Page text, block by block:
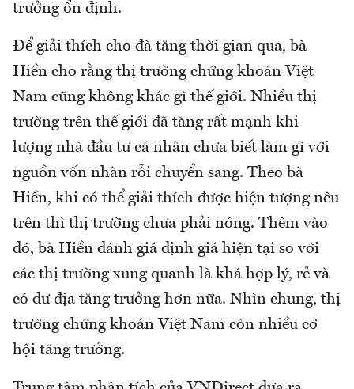
trưởng ổn định.
Để giải thích cho đà tăng thời gian qua, bà
Hiền cho rằng thị trường chứng khoán Việt
Nam cũng không khác gì thế giới. Nhiều thị
trường trên thế giới đã tăng rất mạnh khi
lượng nhà đầu tư cá nhân chưa biết làm gì với
nguồn vốn nhàn rỗi chuyển sang. Theo bà
Hiền, khi có thể giải thích được hiện tượng nêu
trên thì thị trường chưa phải nóng. Thêm vào
đó, bà Hiền đánh giá định giá hiện tại so với
các thị trường xung quanh là khá hợp lý, rẻ và
có dư địa tăng trưởng hơn nữa. Nhìn chung, thị
trường chứng khoán Việt Nam còn nhiều cơ
hội tăng trưởng.